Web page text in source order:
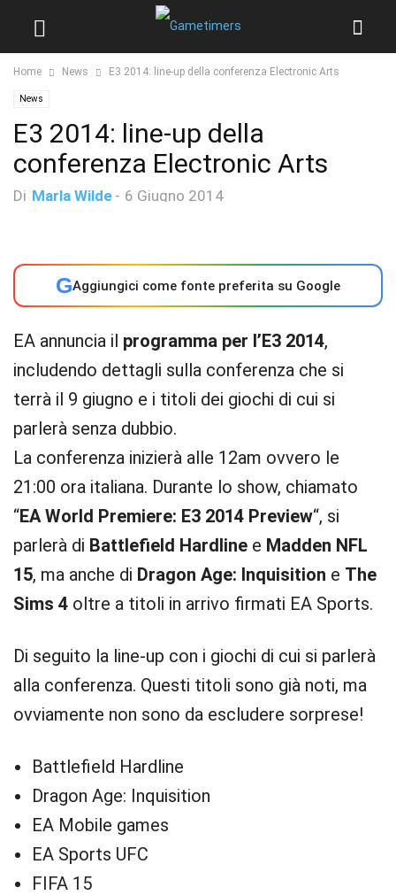
Home News E3 2014: line-up della conferenza Electronic Arts
News
E3 2014: line-up della
conferenza Electronic Arts
Di Marla Wilde - 6 Giugno 2014
GAggiungici come fonte preferita su Google
EA annuncia il programma per l’E3 2014,
includendo dettagli sulla conferenza che si
terrà il 9 giugno e i titoli dei giochi di cui si
parlerà senza dubbio.
La conferenza inizierà alle 12am ovvero le
21:00 ora italiana. Durante lo show, chiamato
“EA World Premiere: E3 2014 Preview“, si
parlerà di Battlefield Hardline e Madden NFL
15, ma anche di Dragon Age: Inquisition e The
Sims 4 oltre a titoli in arrivo firmati EA Sports.
Di seguito la line-up con i giochi di cui si parlerà
alla conferenza. Questi titoli sono già noti, ma
ovviamente non sono da escludere sorprese!
Battlefield Hardline
Dragon Age: Inquisition
EA Mobile games
EA Sports UFC
FIFA 15